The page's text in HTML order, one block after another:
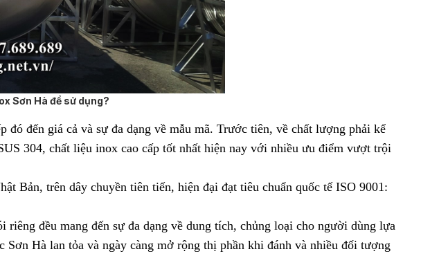
Sơn Hà để sử dụng?
đến giá cả và sự đa dạng về mẫu mã. Trước tiên, về chất lượng phải kể
304, chất liệu inox cao cấp tốt nhất hiện nay với nhiều ưu điểm vượt trội
Bản, trên dây chuyền tiên tiến, hiện đại đạt tiêu chuẩn quốc tế ISO 9001:
đều mang đến sự đa dạng về dung tích, chủng loại cho người dùng lựa
Hà lan tỏa và ngày càng mở rộng thị phần khi đánh và nhiều đối tượng